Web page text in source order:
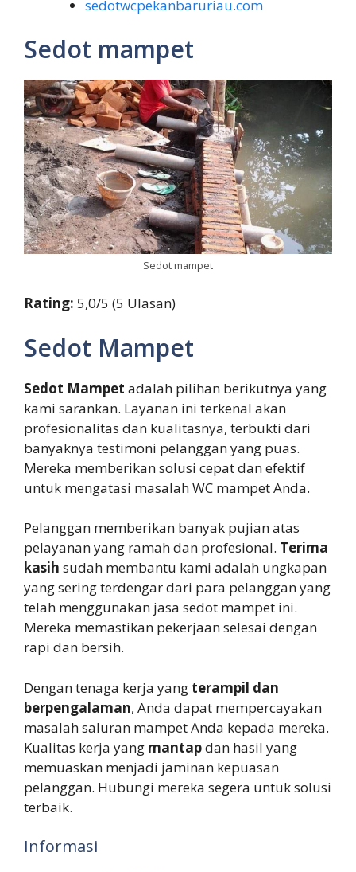
sedotwcpekanbaruriau.com
Sedot mampet
Sedot mampet
Rating: 5,0/5 (5 Ulasan)
Sedot Mampet
Sedot Mampet adalah pilihan berikutnya yang
kami sarankan. Layanan ini terkenal akan
profesionalitas dan kualitasnya, terbukti dari
banyaknya testimoni pelanggan yang puas.
Mereka memberikan solusi cepat dan efektif
untuk mengatasi masalah WC mampet Anda.
Pelanggan memberikan banyak pujian atas
pelayanan yang ramah dan profesional. Terima
kasih sudah membantu kami adalah ungkapan
yang sering terdengar dari para pelanggan yang
telah menggunakan jasa sedot mampet ini.
Mereka memastikan pekerjaan selesai dengan
rapi dan bersih.
Dengan tenaga kerja yang terampil dan
berpengalaman, Anda dapat mempercayakan
masalah saluran mampet Anda kepada mereka.
Kualitas kerja yang mantapdan hasil yang
memuaskan menjadi jaminan kepuasan
pelanggan. Hubungi mereka segera untuk solusi
terbaik.
Informasi